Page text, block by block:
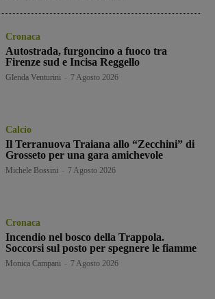
Cronaca
Autostrada, furgoncino a fuoco tra
Firenze sud e Incisa Reggello
Glenda Venturini 7 Agosto 2026
Calcio
Il Terranuova Traiana allo “Zecchini” di
Grosseto per una gara amichevole
Michele Bossini 7 Agosto 2026
Cronaca
Incendio nel bosco della Trappola.
Soccorsi sul posto per spegnere le fiamme
Monica Campani 7 Agosto 2026